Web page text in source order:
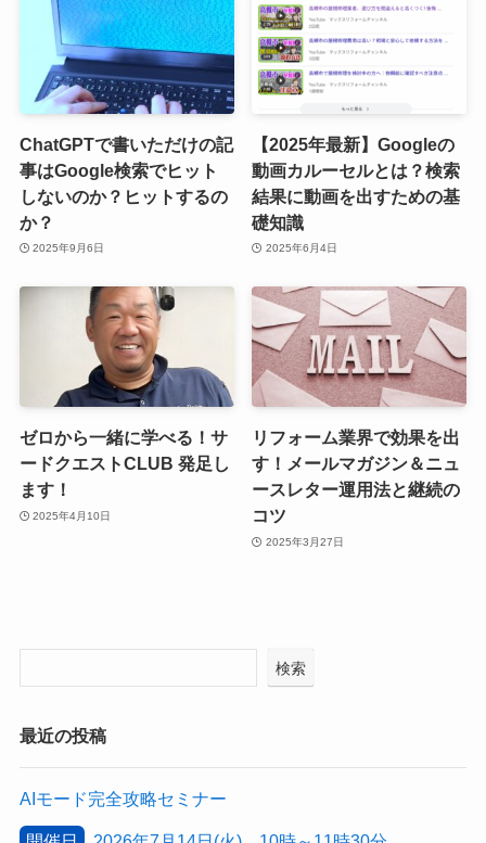
ChatGPTで書いただけの記
事はGoogle検索でヒット
しないのか？ヒットするの
か？
2025年9月6日
【2025年最新】Googleの
動画カルーセルとは？検索
結果に動画を出すための基
礎知識
2025年6月4日
ゼロから一緒に学べる！サ
ードクエストCLUB 発足し
ます！
2025年4月10日
リフォーム業界で効果を出
す！メールマガジン＆ニュ
ースレター運用法と継続の
コツ
2025年3月27日
検索
最近の投稿
AIモード完全攻略セミナー